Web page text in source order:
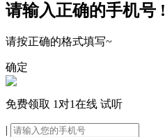
请输入正确的手机号 !
请按正确的格式填写~
确定
免费领取 1对1在线 试听
|